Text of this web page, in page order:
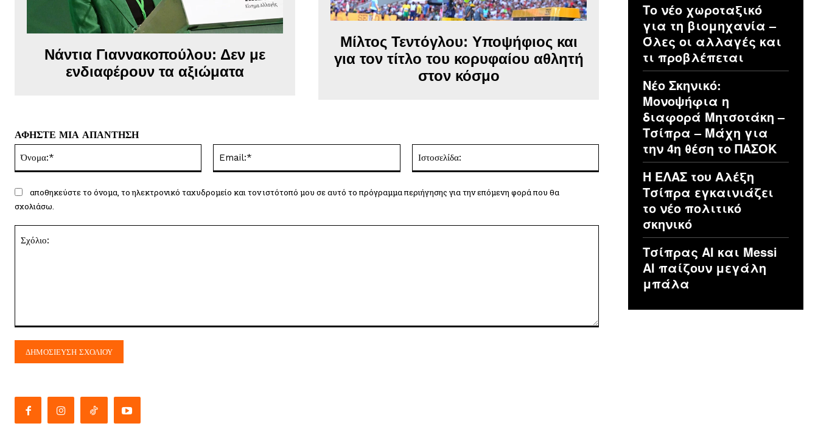
Νάντια Γιαννακοπούλου: Δεν με
ενδιαφέρουν τα αξιώματα
Μίλτος Τεντόγλου: Υποψήφιος και
για τον τίτλο του κορυφαίου αθλητή
στον κόσμο
ΑΦΗΣΤΕ ΜΙΑ ΑΠΑΝΤΗΣΗ
Ιστοσελίδα:
αποθηκεύστε το όνομα, το ηλεκτρονικό ταχυδρομείο και τον ιστότοπό μου σε αυτό το πρόγραμμα περιήγησης για την επόμενη φορά που θα
σχολιάσω.
Το νέο χωροταξικό
για τη βιομηχανία –
Όλες οι αλλαγές και
τι προβλέπεται
Νέο Σκηνικό:
Μονοψήφια η
διαφορά Μητσοτάκη –
Τσίπρα – Μάχη για
την 4η θέση το ΠΑΣΟΚ
Η ΕΛΑΣ του Αλέξη
Τσίπρα εγκαινιάζει
το νέο πολιτικό
σκηνικό
Τσίπρας ΑΙ και Messi
AI παίζουν μεγάλη
μπάλα